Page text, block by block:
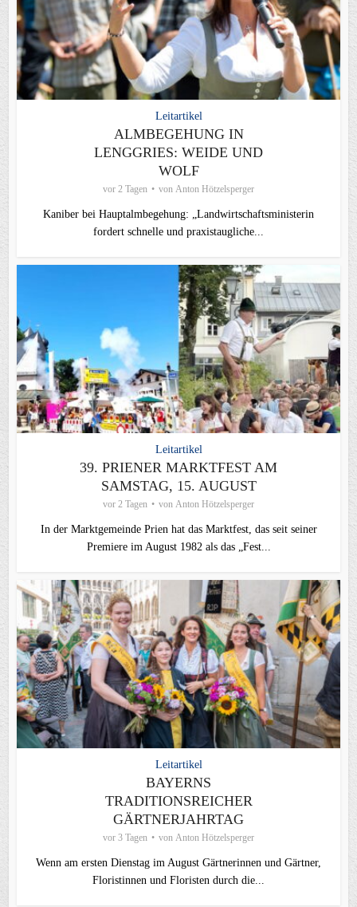
Leitartikel
ALMBEGEHUNG IN
LENGGRIES: WEIDE UND
WOLF
vor 2 Tagen von Anton Hötzelsperger
Kaniber bei Hauptalmbegehung: „Landwirtschaftsministerin
fordert schnelle und praxistaugliche...
Leitartikel
39. PRIENER MARKTFEST AM
SAMSTAG, 15. AUGUST
vor 2 Tagen von Anton Hötzelsperger
In der Marktgemeinde Prien hat das Marktfest, das seit seiner
Premiere im August 1982 als das „Fest...
Leitartikel
BAYERNS
TRADITIONSREICHER
GÄRTNERJAHRTAG
vor 3 Tagen von Anton Hötzelsperger
Wenn am ersten Dienstag im August Gärtnerinnen und Gärtner,
Floristinnen und Floristen durch die...